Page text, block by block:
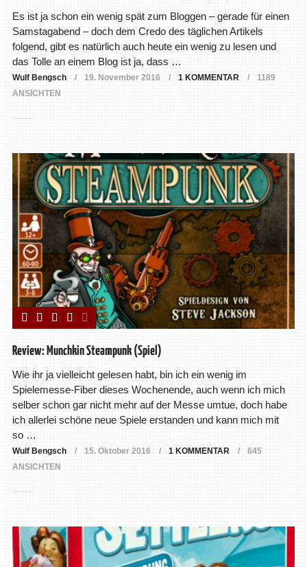
Es ist ja schon ein wenig spät zum Bloggen – gerade für einen
Samstagabend – doch dem Credo des täglichen Artikels
folgend, gibt es natürlich auch heute ein wenig zu lesen und
das Tolle an einem Blog ist ja, dass …
Wulf Bengsch 19. November 2016 1 KOMMENTAR
1189
ANSICHTEN
Review: Munchkin Steampunk (Spiel)
Wie ihr ja vielleicht gelesen habt, bin ich ein wenig im
Spielemesse-Fiber dieses Wochenende, auch wenn ich mich
selber schon gar nicht mehr auf der Messe umtue, doch habe
ich allerlei schöne neue Spiele erstanden und kann mich mit
so …
Wulf Bengsch 15. Oktober 2016 1 KOMMENTAR
645
ANSICHTEN